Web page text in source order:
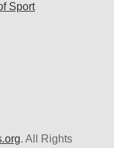
Sport
. All Rights